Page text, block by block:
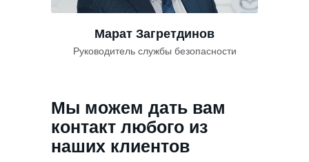
Марат Загретдинов
Руководитель службы безопасности
Мы можем дать вам
контакт любого из
наших клиентов